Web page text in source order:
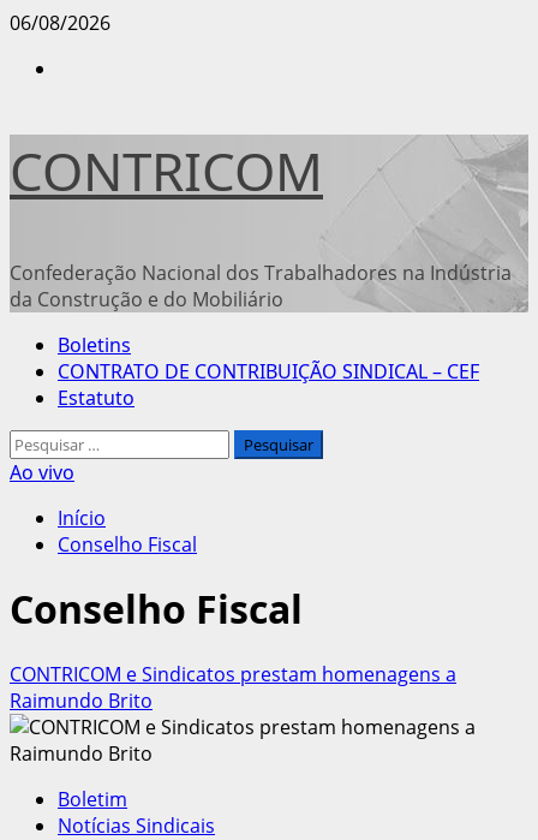
Avançar
06/08/2026
CONTRICOM
Confederação Nacional dos Trabalhadores na Indústria
da Construção e do Mobiliário
Menu
principal
Boletins
CONTRATO DE CONTRIBUIÇÃO SINDICAL – CEF
Estatuto
Pesquisar
por:
Ao vivo
Início
Conselho Fiscal
Conselho Fiscal
CONTRICOM e Sindicatos prestam homenagens a
Raimundo Brito
Boletim
Notícias Sindicais